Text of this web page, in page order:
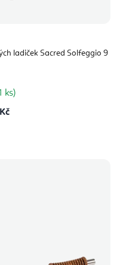
ladiček Sacred Solfeggio 9
ks)